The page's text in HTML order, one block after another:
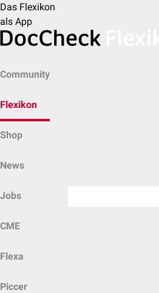
Das Flexikon
als App
Community
Flexikon
Shop
News
Jobs
CME
Flexa
Piccer